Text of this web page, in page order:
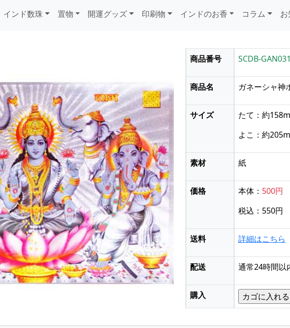
インド数珠 置物 開運グッズ 印刷物 インドのお香 コラム
次に送る
商品番号 SCDB-
商品名 ガネーシャ神
サイズ
たて：約
よこ：約
素材 紙
価格 本体： 500円
税込：550円
送料 詳細はこちら
配送 通常24時間以
購入